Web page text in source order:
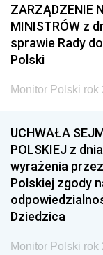
2011
2008
2005
1996
1993
1990
1987
ZARZĄDZENIE
MINISTRÓW z
sprawie Rady
Polski
Monitor Polski rok
UCHWAŁA
POLSKIEJ z
wyrażenia
Polskiej zgody
Dziedzica
Monitor Polski rok